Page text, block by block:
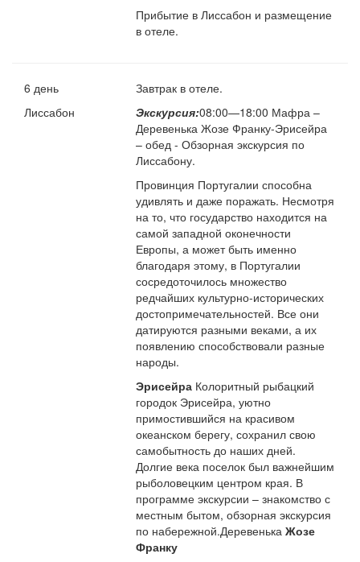
Прибытие в Лиссабон и размещение
в отеле.
6 день
Лиссабон
Завтрак в отеле.
Экскурсия:08:00—18:00 Мафра –
Деревенька Жозе Франку-Эрисейра
– обед - Обзорная экскурсия по
Лиссабону.
Провинция Португалии способна
удивлять и даже поражать. Несмотря
на то, что государство находится на
самой западной оконечности
Европы, а может быть именно
благодаря этому, в Португалии
сосредоточилось множество
редчайших культурно-исторических
достопримечательностей. Все они
датируются разными веками, а их
появлению способствовали разные
народы.
Эрисейра Колоритный рыбацкий
городок Эрисейра, уютно
примостившийся на красивом
океанском берегу, сохранил свою
самобытность до наших дней.
Долгие века поселок был важнейшим
рыболовецким центром края. В
программе экскурсии – знакомство с
местным бытом, обзорная экскурсия
по набережной.ДеревенькаЖозе
Франку